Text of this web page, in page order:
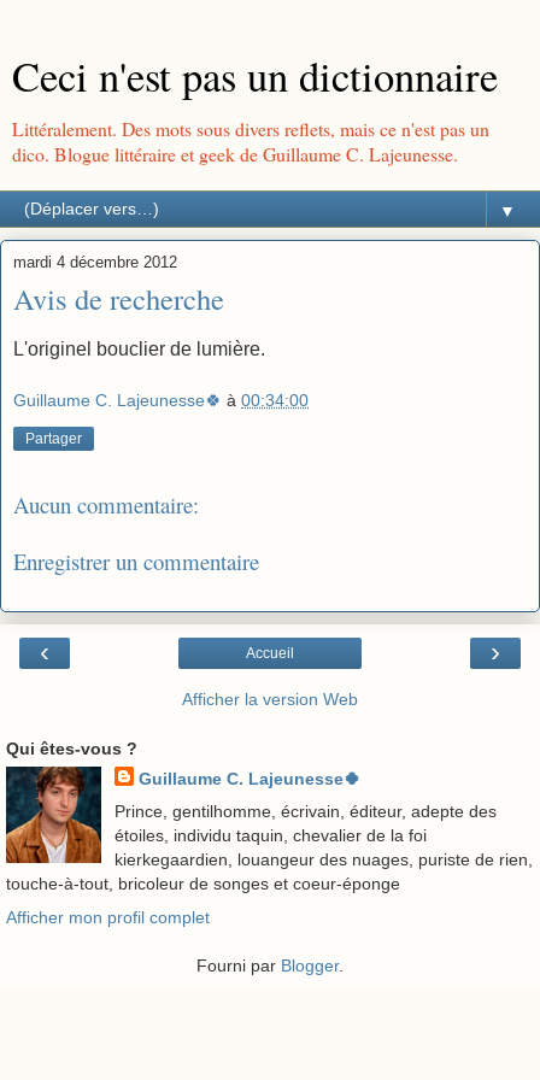
Ceci n'est pas un dictionnaire
Littéralement. Des mots sous divers reflets, mais ce n'est pas un
dico. Blogue littéraire et geek de Guillaume C. Lajeunesse.
▼
mardi 4 décembre 2012
Avis de recherche
L'originel bouclier de lumière.
Guillaume C. Lajeunesse🍀 à 00:34:00
Partager
Aucun commentaire:
Enregistrer un commentaire
‹ ›
Accueil
Afficher la version Web
Qui êtes-vous ?
Guillaume C. Lajeunesse🍀
Prince, gentilhomme, écrivain, éditeur, adepte des
étoiles, individu taquin, chevalier de la foi
kierkegaardien, louangeur des nuages, puriste de rien,
touche-à-tout, bricoleur de songes et coeur-éponge
Afficher mon profil complet
Fourni par Blogger.